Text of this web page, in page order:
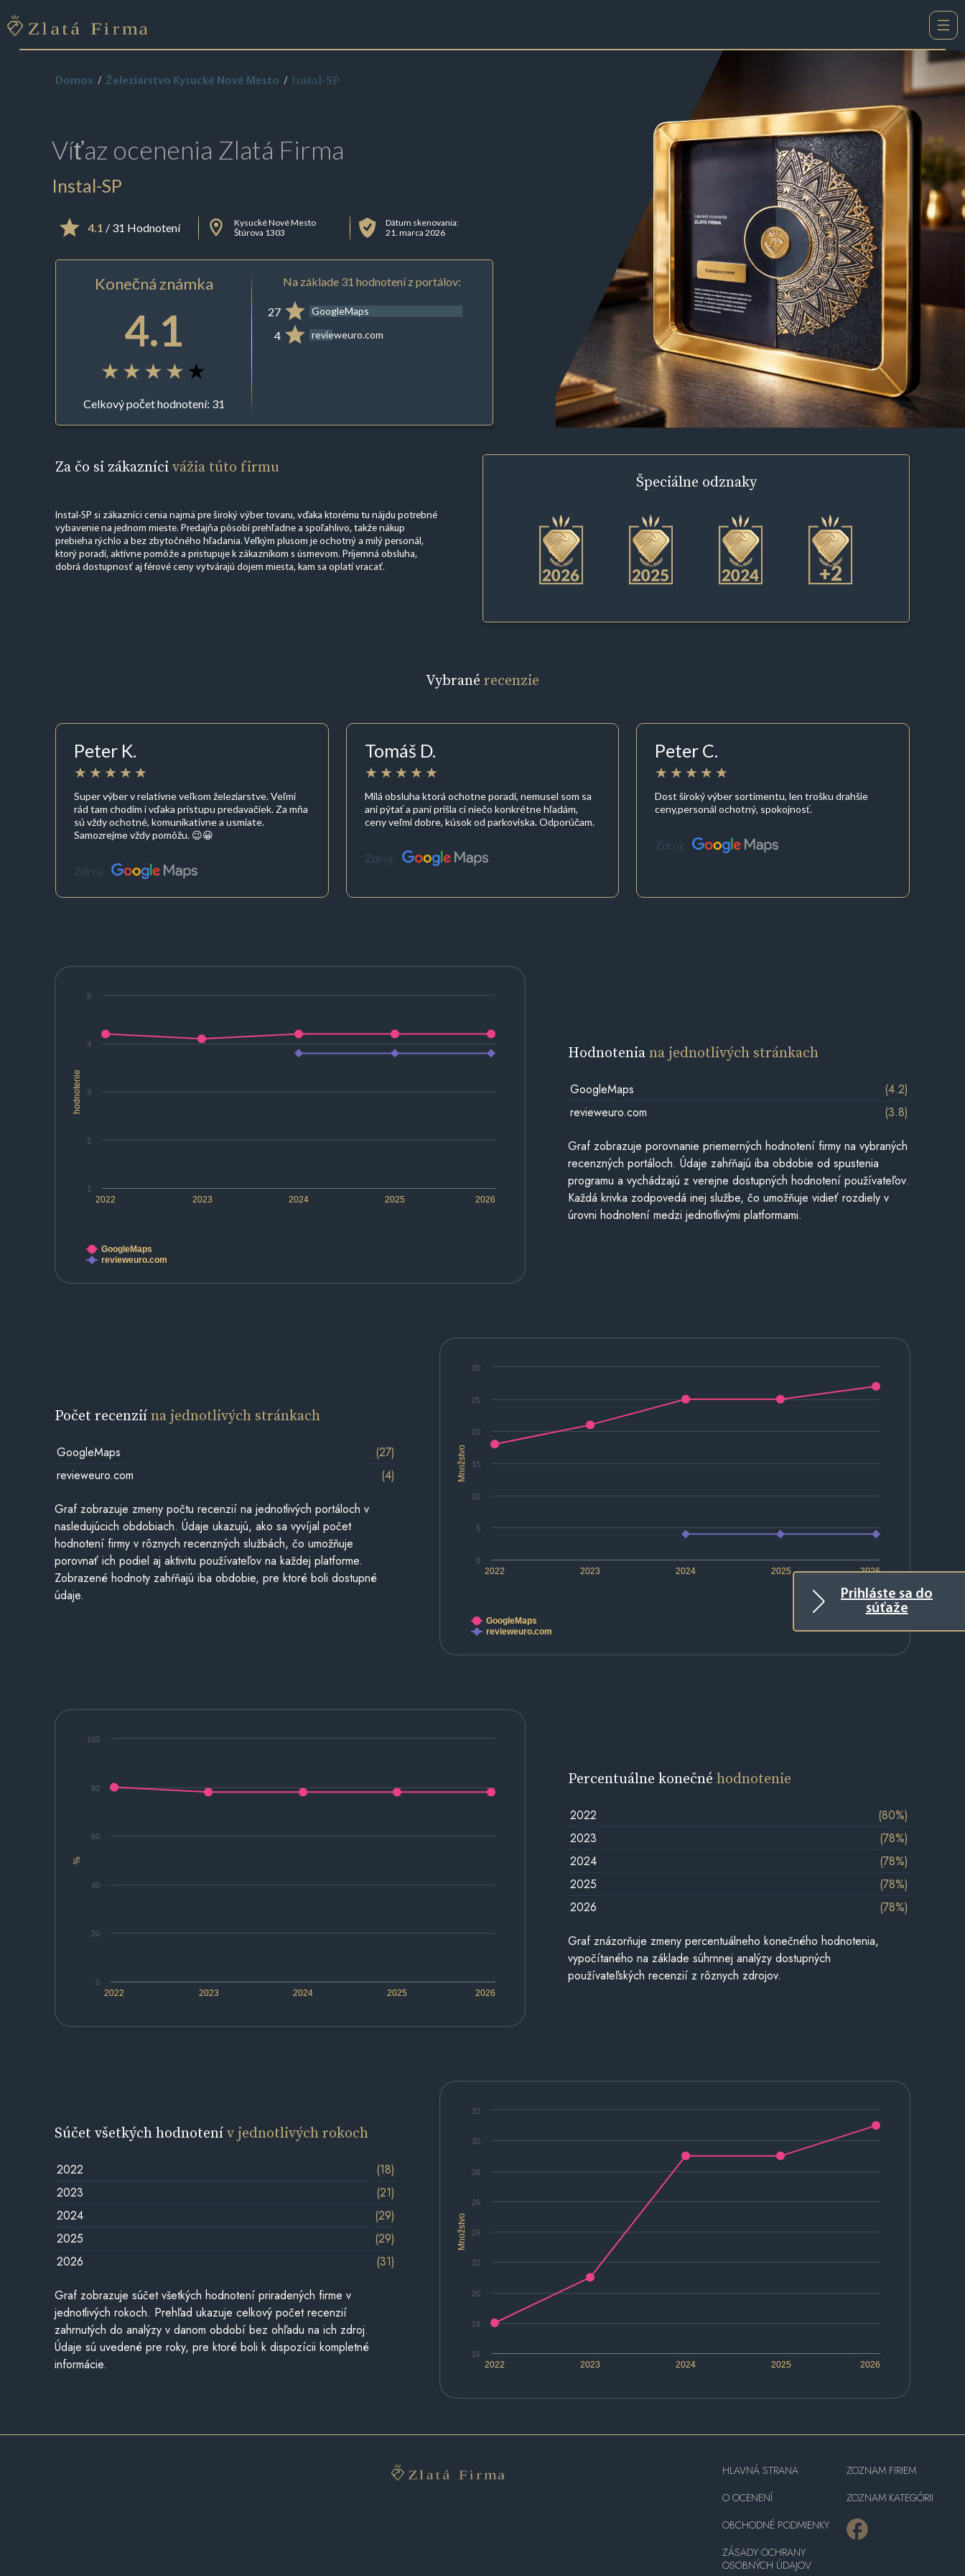
Prihláste sa do
súťaže
Domov Železiarstvo Kysucké Nové Mesto Instal-SP
Víťaz ocenenia Zlatá Firma
Instal-SP
4.1 / 31 Hodnotení
Kysucké Nové Mesto
Štúrova 1303
Dátum skenovania:
21. marca 2026
Konečná známka
4.1
Celkový počet hodnotení: 31
Na základe 31 hodnotení z portálov:
27 GoogleMaps
4 revieweuro.com
Za čo si zákaznícivážia túto firmu
Instal-SP si zákazníci cenia najmä pre široký výber tovaru, vďaka ktorému tu nájdu potrebné
vybavenie na jednom mieste. Predajňa pôsobí prehľadne a spoľahlivo, takže nákup
prebieha rýchlo a bez zbytočného hľadania. Veľkým plusom je ochotný a milý personál,
ktorý poradí, aktívne pomôže a pristupuje k zákazníkom s úsmevom. Príjemná obsluha,
dobrá dostupnosť aj férové ceny vytvárajú dojem miesta, kam sa oplatí vracať.
Špeciálne odznaky
+2
Vybrané recenzie
Peter K.
Super výber v relatívne veľkom železiarstve. Veľmi
rád tam chodím i vďaka prístupu predavačiek. Za mňa
sú vždy ochotné, komunikatívne a usmiate.
Samozrejme vždy pomôžu. 😉😀
Zdroj:
Tomáš D.
Milá obsluha ktorá ochotne poradí, nemusel som sa
ani pýtať a paní prišla ci niečo konkrétne hľadám,
ceny veľmi dobre, kúsok od parkoviska. Odporúčam.
Zdroj:
Peter C.
Dost široký výber sortimentu, len trošku drahšie
ceny,personál ochotný, spokojnosť.
Zdroj:
hodnotenie
2022 2023 2024 2025 2026
1
2
3
4
5
GoogleMaps
revieweuro.com
Hodnoteniana jednotlivých stránkach
GoogleMaps
(4.2)
revieweuro.com
(3.8)
Graf zobrazuje porovnanie priemerných hodnotení firmy na vybraných
recenzných portáloch. Údaje zahŕňajú iba obdobie od spustenia
programu a vychádzajú z verejne dostupných hodnotení používateľov.
Každá krivka zodpovedá inej službe, čo umožňuje vidieť rozdiely v
úrovni hodnotení medzi jednotlivými platformami.
Množstvo
2022 2023 2024 2025 2026
0
5
10
15
20
25
30
GoogleMaps
revieweuro.com
Počet recenziína jednotlivých stránkach
GoogleMaps
(27)
revieweuro.com
(4)
Graf zobrazuje zmeny počtu recenzií na jednotlivých portáloch v
nasledujúcich obdobiach. Údaje ukazujú, ako sa vyvíjal počet
hodnotení firmy v rôznych recenzných službách, čo umožňuje
porovnať ich podiel aj aktivitu používateľov na každej platforme.
Zobrazené hodnoty zahŕňajú iba obdobie, pre ktoré boli dostupné
údaje.
%
2022 2023 2024 2025 2026
0
20
40
60
80
100
Percentuálne konečnéhodnotenie
2022
(80%)
2023
(78%)
2024
(78%)
2025
(78%)
2026
(78%)
Graf znázorňuje zmeny percentuálneho konečného hodnotenia,
vypočítaného na základe súhrnnej analýzy dostupných
používateľských recenzií z rôznych zdrojov.
Množstvo
2022 2023 2024 2025 2026
16
18
20
22
24
26
28
30
32
Súčet všetkých hodnotenív jednotlivých rokoch
2022
(18)
2023
(21)
2024
(29)
2025
(29)
2026
(31)
Graf zobrazuje súčet všetkých hodnotení priradených firme v
jednotlivých rokoch. Prehľad ukazuje celkový počet recenzií
zahrnutých do analýzy v danom období bez ohľadu na ich zdroj.
Údaje sú uvedené pre roky, pre ktoré boli k dispozícii kompletné
informácie.
HLAVNÁ STRANA
O OCENENÍ
OBCHODNÉ PODMIENKY
ZÁSADY OCHRANY
OSOBNÝCH ÚDAJOV
ZOZNAM FIRIEM
ZOZNAM KATEGÓRII